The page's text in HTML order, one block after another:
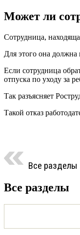
Может ли
Сотрудница,
Для этого она должна
Если сотрудница
отпуска по уходу за
Так разъясняет
Такой отказ
Все разделы
Все разделы